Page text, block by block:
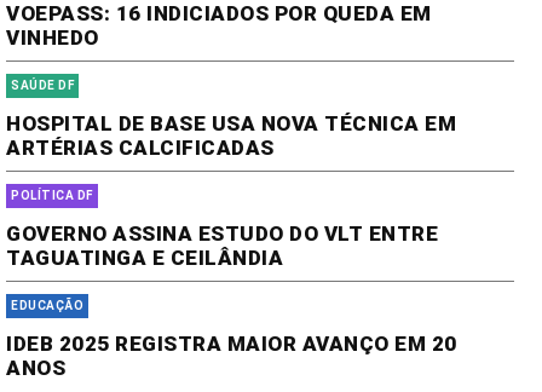
VOEPASS: 16 INDICIADOS POR QUEDA EM
VINHEDO
SAÚDE DF
HOSPITAL DE BASE USA NOVA TÉCNICA EM
ARTÉRIAS CALCIFICADAS
POLÍTICA DF
GOVERNO ASSINA ESTUDO DO VLT ENTRE
TAGUATINGA E CEILÂNDIA
EDUCAÇÃO
IDEB 2025 REGISTRA MAIOR AVANÇO EM 20
ANOS